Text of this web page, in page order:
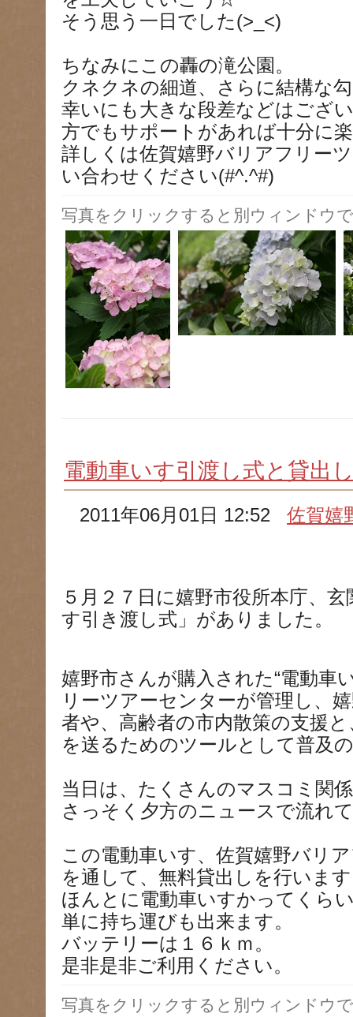
そう思う一日でした(>_<)
ちなみにこの轟の滝公園。
クネクネの細道、さらに結構な
幸いにも大きな段差などはござ
方でもサポートがあれば十分に
詳しくは佐賀嬉野バリアフリー
い合わせください(#^.^#)
写真をクリックすると別ウィンドウ
電動車いす引渡し式と貸出
2011年06月01日 12:52佐賀嬉
５月２７日に嬉野市役所本庁、
す引き渡し式」がありました。
嬉野市さんが購入された“電動車
リーツアーセンターが管理し、
者や、高齢者の市内散策の支援
を送るためのツールとして普及
当日は、たくさんのマスコミ関
さっそく夕方のニュースで流れ
この電動車いす、佐賀嬉野バリ
を通して、無料貸出しを行いま
ほんとに電動車いすかってくら
単に持ち運びも出来ます。
バッテリーは１６ｋｍ。
是非是非ご利用ください。
写真をクリックすると別ウィンドウ